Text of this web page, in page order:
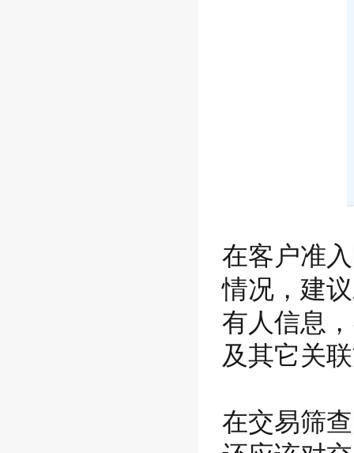
在客户准
情况，建
有人信息
及其它关
在交易筛